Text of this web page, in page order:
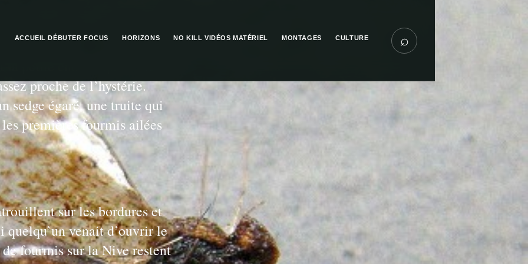
ACCUEIL DÉBUTER FOCUS HORIZONS NO KILL VIDÉOS MATÉRIEL MONTAGES CULTURE ⌕
proche de l’hystérie.
sedge égaré, une truite qui
premières fourmis ailées
sur les bordures et
quelqu’un venait d’ouvrir le
fourmis sur la Nive restent